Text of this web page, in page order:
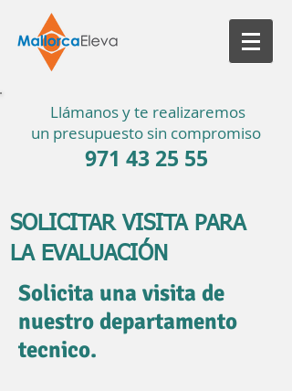
Llámanos y te realizaremos
un presupuesto sin compromiso
971 43 25 55
SOLICITAR VISITA PARA
LA EVALUACIÓN
Solicita una visita de
nuestro departamento
tecnico.